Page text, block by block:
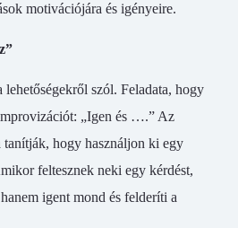
motivációjára és igényeire.
szól. Feladata, hogy
„Igen és ….” Az
tanítják, hogy használjon ki egy
feltesznek neki egy kérdést,
igent mond és felderíti a